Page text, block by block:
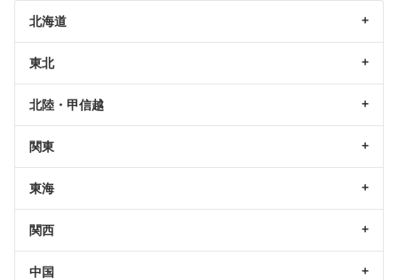
北海道
東北
北陸・甲信越
関東
東海
関西
中国